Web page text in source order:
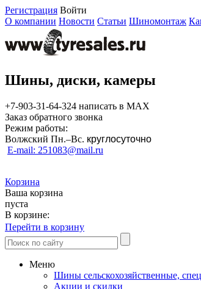
Регистрация Войти
О компании Новости Статьи Шиномонтаж
Шины, диски, камеры
+7-903-31-64-324 написать в MAX
Заказ обратного звонка
Режим работы:
Волжский Пн.–Вс. круглосуточно
E-mail: 251083@mail.ru
Корзина
Ваша корзина
пуста
В корзине:
Перейти в корзину
Меню
Шины сельскохозяйственные,
Акции и скидки